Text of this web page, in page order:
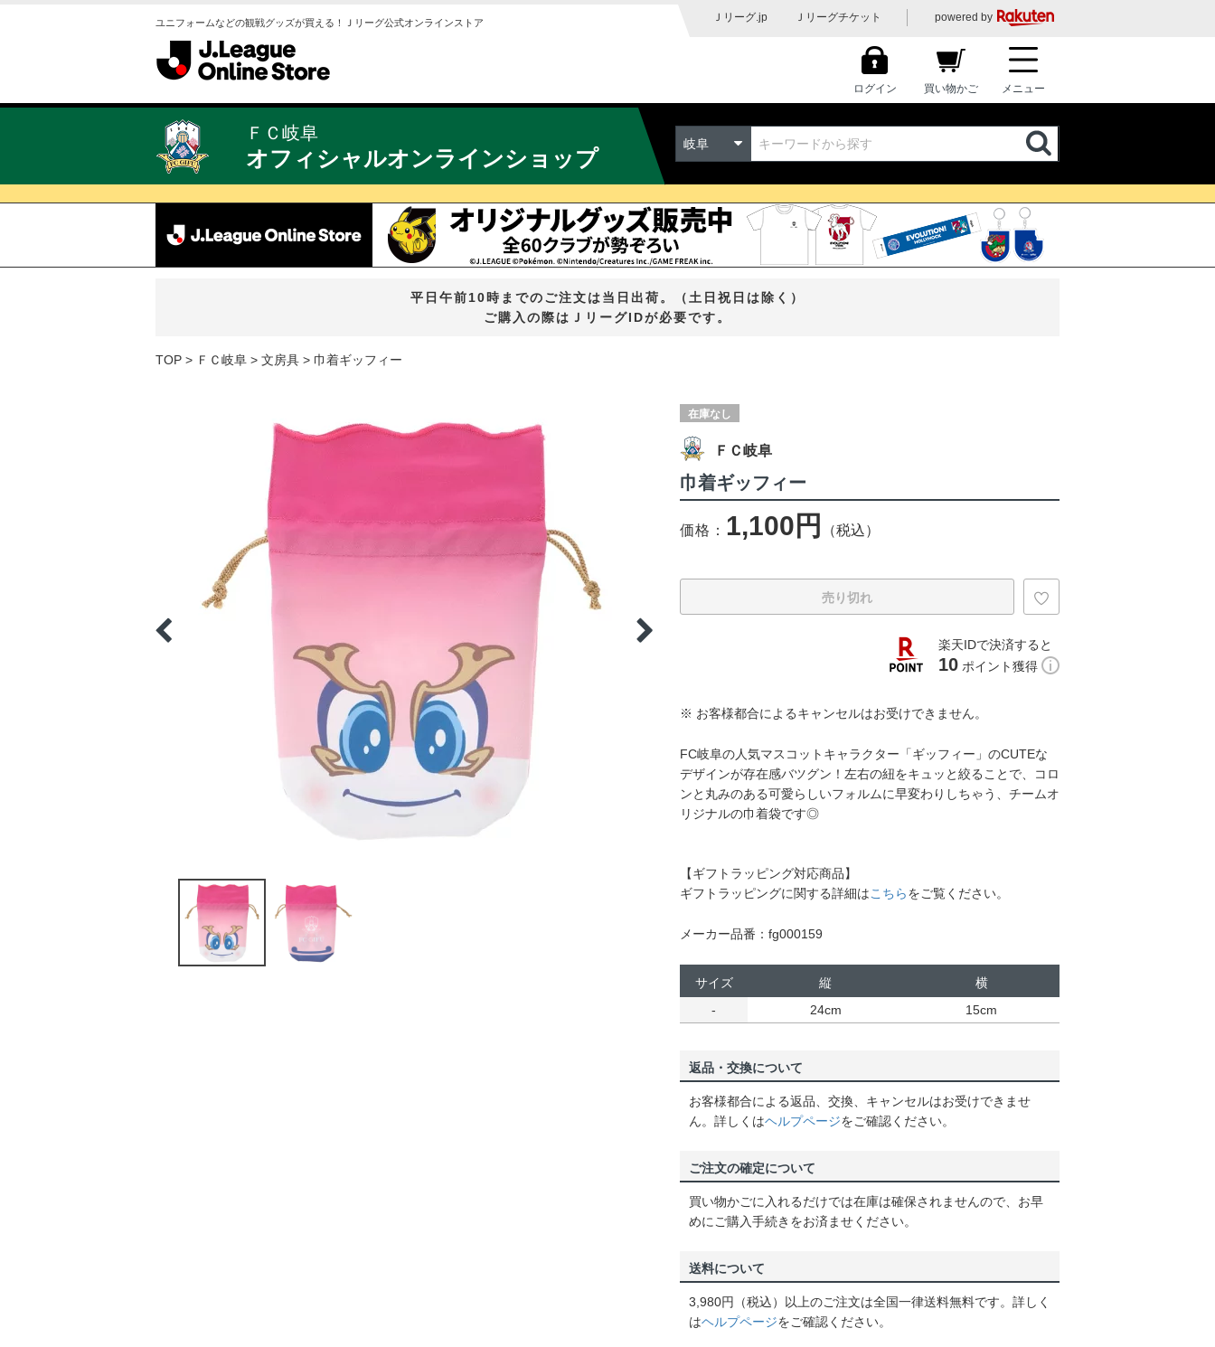
ユニフォームなどの観戦グッズが買える！Ｊリーグ公式オンラインストア Ｊリーグ.jp Ｊリーグチケット powered by
ログイン 買い物かご メニュー
ＦＣ岐阜
オフィシャルオンラインショップ
岐阜
平日午前10時までのご注文は当日出荷。（土日祝日は除く）
ご購入の際はＪリーグIDが必要です。
TOP ＦＣ岐阜 文房具 巾着ギッフィー
在庫なし
ＦＣ岐阜
巾着ギッフィー
価格： 1,100円 （税込）
売り切れ
楽天IDで決済すると
10 ポイント獲得
※ お客様都合によるキャンセルはお受けできません。
FC岐阜の人気マスコットキャラクター「ギッフィー」のCUTEな
デザインが存在感バツグン！左右の紐をキュッと絞ることで、コロ
ンと丸みのある可愛らしいフォルムに早変わりしちゃう、チームオ
リジナルの巾着袋です◎
【ギフトラッピング対応商品】
ギフトラッピングに関する詳細はこちらをご覧ください。
メーカー品番：fg000159
サイズ 縦
横
-
24cm 15cm
返品・交換について
お客様都合による返品、交換、キャンセルはお受けできませ
ん。詳しくはヘルプページをご確認ください。
ご注文の確定について
買い物かごに入れるだけでは在庫は確保されませんので、お早
めにご購入手続きをお済ませください。
送料について
3,980円（税込）以上のご注文は全国一律送料無料です。詳しく
はヘルプページをご確認ください。